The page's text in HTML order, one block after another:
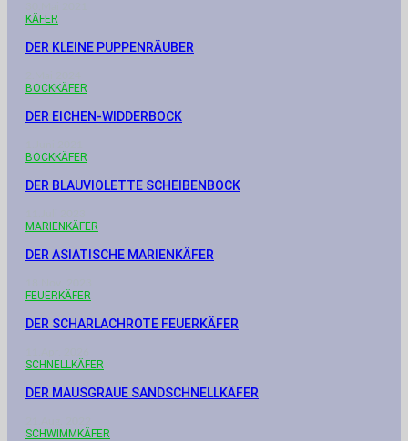
KÄFER
DER KLEINE PUPPENRÄUBER
BOCKKÄFER
DER EICHEN-WIDDERBOCK
BOCKKÄFER
DER BLAUVIOLETTE SCHEIBENBOCK
MARIENKÄFER
DER ASIATISCHE MARIENKÄFER
FEUERKÄFER
DER SCHARLACHROTE FEUERKÄFER
SCHNELLKÄFER
DER MAUSGRAUE SANDSCHNELLKÄFER
SCHWIMMKÄFER